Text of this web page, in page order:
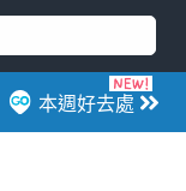
本週好去處
熱話
#限時搶
#著數 #網絡熱話